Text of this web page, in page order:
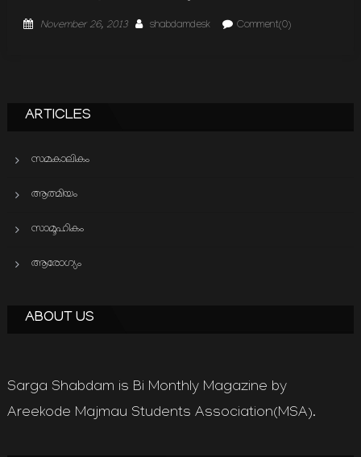
Posted
November 26, 2013 Author
shabdamdesk Comment(0)
ARTICLES
സമകാലികം
ആത്മിയം
സാമൂഹികം
ആരോഗ്യം
ABOUT US
Sarga Shabdam is Bi Monthly Magazine by
Areekode Majmau Students Association(MSA).